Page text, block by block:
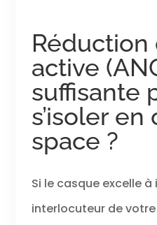
active
suffisante
s’isoler en
space ?
Si le casque excelle
interlocuteur de